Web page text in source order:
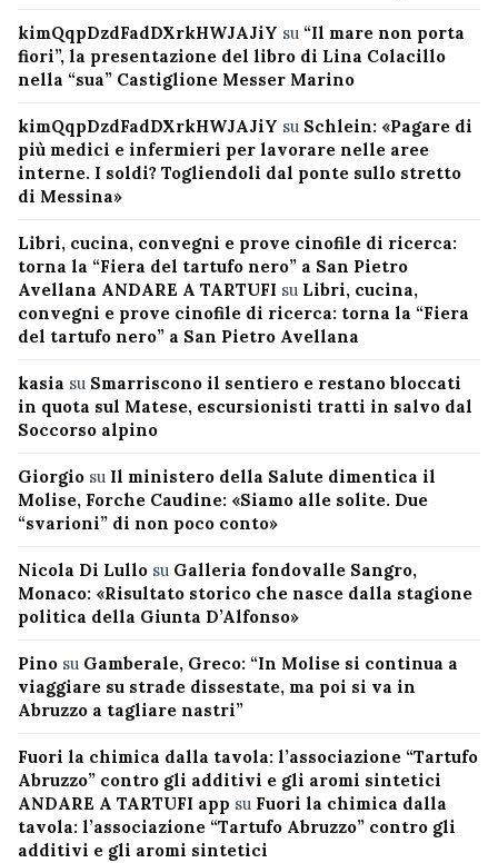
kimQqpDzdFadDXrkHWJAJiY su “Il mare non porta
fiori”, la presentazione del libro di Lina Colacillo
nella “sua” Castiglione Messer Marino
kimQqpDzdFadDXrkHWJAJiY su Schlein: «Pagare di
più medici e infermieri per lavorare nelle aree
interne. I soldi? Togliendoli dal ponte sullo stretto
di Messina»
Libri, cucina, convegni e prove cinofile di ricerca:
torna la “Fiera del tartufo nero” a San Pietro
Avellana ANDARE A TARTUFI su Libri, cucina,
convegni e prove cinofile di ricerca: torna la “Fiera
del tartufo nero” a San Pietro Avellana
kasia su Smarriscono il sentiero e restano bloccati
in quota sul Matese, escursionisti tratti in salvo dal
Soccorso alpino
Giorgio su Il ministero della Salute dimentica il
Molise, Forche Caudine: «Siamo alle solite. Due
“svarioni” di non poco conto»
Nicola Di Lullo su Galleria fondovalle Sangro,
Monaco: «Risultato storico che nasce dalla stagione
politica della Giunta D’Alfonso»
Pino su Gamberale, Greco: “In Molise si continua a
viaggiare su strade dissestate, ma poi si va in
Abruzzo a tagliare nastri”
Fuori la chimica dalla tavola: l’associazione “Tartufo
Abruzzo” contro gli additivi e gli aromi sintetici
ANDARE A TARTUFI app su Fuori la chimica dalla
tavola: l’associazione “Tartufo Abruzzo” contro gli
additivi e gli aromi sintetici